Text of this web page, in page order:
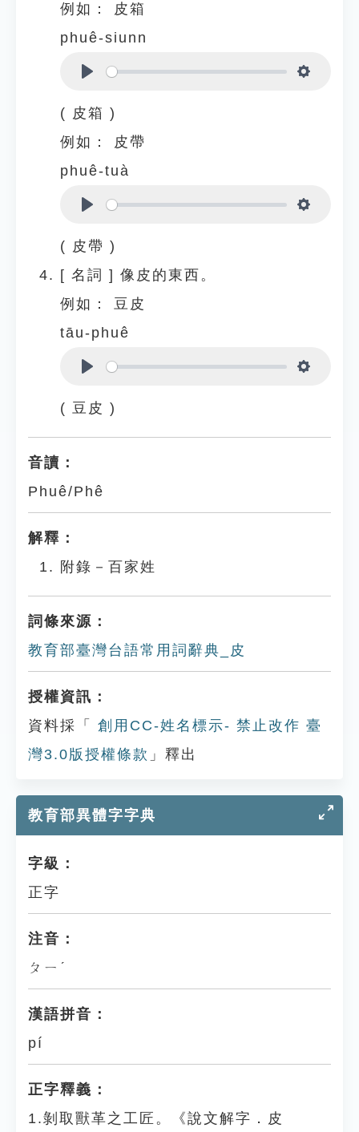
例如：
皮箱
phuê-siunn
( 皮箱 )
例如：
皮帶
phuê-tuà
( 皮帶 )
[ 名詞 ] 像皮的東西。
例如：
豆皮
tāu-phuê
( 豆皮 )
音讀：
Phuê/Phê
解釋：
附錄－百家姓
詞條來源：
教育部臺灣台語常用詞辭典_皮
授權資訊：
資料採「
創用CC-姓名標示- 禁止改作 臺
灣3.0版授權條款 」釋出
教育部異體字字典
字級：
正字
注音：
ㄆㄧˊ
漢語拼音：
pí
正字釋義：
1.剝取獸革之工匠。《說文解字．皮